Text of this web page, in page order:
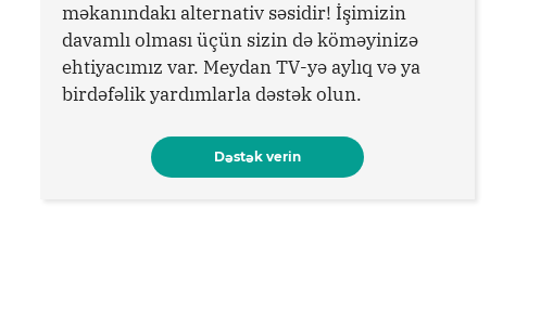
məkanındakı alternativ səsidir! İşimizin
davamlı olması üçün sizin də köməyinizə
ehtiyacımız var. Meydan TV-yə aylıq və ya
birdəfəlik yardımlarla dəstək olun.
Dəstək verin